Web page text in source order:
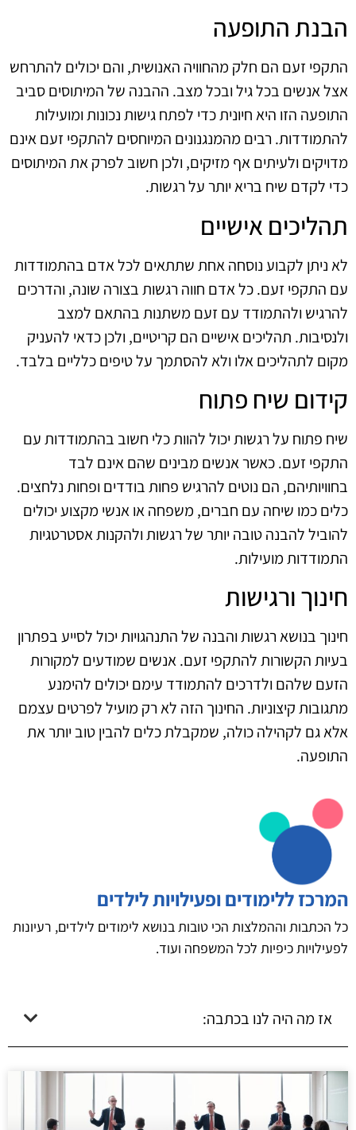
הבנת התופעה
התקפי זעם הם חלק מהחוויה האנושית, והם יכולים להתרחש
אצל אנשים בכל גיל ובכל מצב. ההבנה של המיתוסים סביב
התופעה הזו היא חיונית כדי לפתח גישות נכונות ומועילות
להתמודדות. רבים מהמנגנונים המיוחסים להתקפי זעם אינם
מדויקים ולעיתים אף מזיקים, ולכן חשוב לפרק את המיתוסים
כדי לקדם שיח בריא יותר על רגשות.
תהליכים אישיים
לא ניתן לקבוע נוסחה אחת שתתאים לכל אדם בהתמודדות
עם התקפי זעם. כל אדם חווה רגשות בצורה שונה, והדרכים
להרגיש ולהתמודד עם זעם משתנות בהתאם למצב
ולנסיבות. תהליכים אישיים הם קריטיים, ולכן כדאי להעניק
מקום לתהליכים אלו ולא להסתמך על טיפים כלליים בלבד.
קידום שיח פתוח
שיח פתוח על רגשות יכול להוות כלי חשוב בהתמודדות עם
התקפי זעם. כאשר אנשים מבינים שהם אינם לבד
בחוויותיהם, הם נוטים להרגיש פחות בודדים ופחות נלחצים.
כלים כמו שיחה עם חברים, משפחה או אנשי מקצוע יכולים
להוביל להבנה טובה יותר של רגשות ולהקנות אסטרטגיות
התמודדות מועילות.
חינוך ורגישות
חינוך בנושא רגשות והבנה של התנהגויות יכול לסייע בפתרון
בעיות הקשורות להתקפי זעם. אנשים שמודעים למקורות
הזעם שלהם ולדרכים להתמודד עימם יכולים להימנע
מתגובות קיצוניות. החינוך הזה לא רק מועיל לפרטים עצמם
אלא גם לקהילה כולה, שמקבלת כלים להבין טוב יותר את
התופעה.
המרכז ללימודים ופעילויות לילדים
כל הכתבות וההמלצות הכי טובות בנושא לימודים לילדים, רעיונות
לפעילויות כיפיות לכל המשפחה ועוד.
אז מה היה לנו בכתבה: